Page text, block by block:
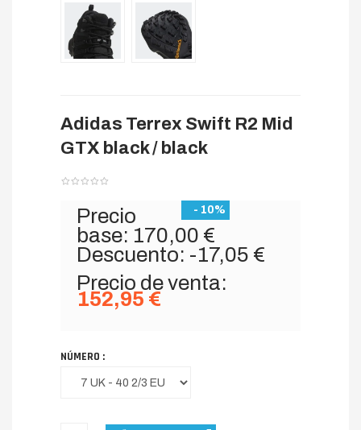
Adidas Terrex Swift R2 Mid
GTX black / black
- 10%
Precio
base: 170,00 €
Descuento: -17,05 €
Precio de venta:
152,95 €
NÚMERO :